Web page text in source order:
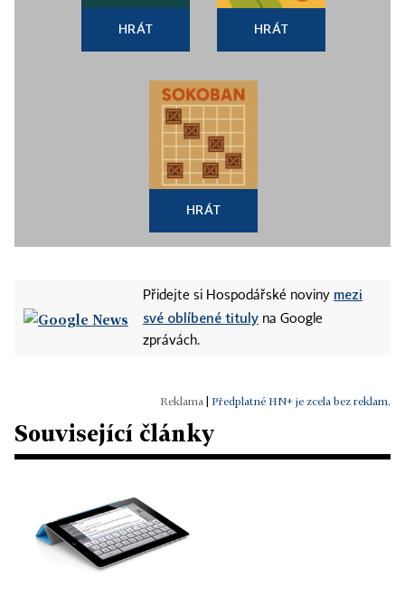
HRÁT HRÁT
HRÁT
Přidejte si Hospodářské noviny mezi
své oblíbené tituly na Google
zprávách.
Předplatné HN+ je zcela bez reklam.
Související články